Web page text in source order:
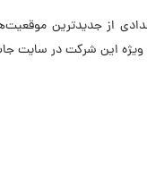
از جدیدترین
این شرکت در سایت